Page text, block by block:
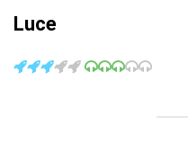
Luce